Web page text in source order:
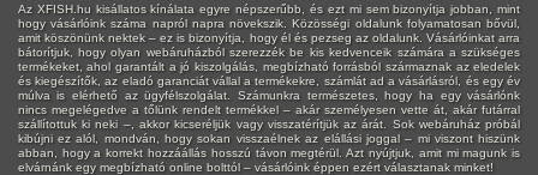
Az XFISH.hu kisállatos kínálata egyre népszerűbb, és ezt mi sem bizonyítja jobban, mint
hogy vásárlóink száma napról napra növekszik. Közösségi oldalunk folyamatosan bővül,
amit köszönünk nektek – ez is bizonyítja, hogy él és pezseg az oldalunk. Vásárlóinkat arra
bátorítjuk, hogy olyan webáruházból szerezzék be kis kedvenceik számára a szükséges
termékeket, ahol garantált a jó kiszolgálás, megbízható forrásból származnak az eledelek
és kiegészítők, az eladó garanciát vállal a termékekre, számlát ad a vásárlásról, és egy év
múlva is elérhető az ügyfélszolgálat. Számunkra természetes, hogy ha egy vásárlónk
nincs megelégedve a tőlünk rendelt termékkel – akár személyesen vette át, akár futárral
szállítottuk ki neki –, akkor kicseréljük vagy visszatérítjük az árát. Sok webáruház próbál
kibújni ez alól, mondván, hogy sokan visszaélnek az elállási joggal – mi viszont hiszünk
abban, hogy a korrekt hozzáállás hosszú távon megtérül. Azt nyújtjuk, amit mi magunk is
elvárnánk egy megbízható online bolttól – vásárlóink éppen ezért választanak minket!